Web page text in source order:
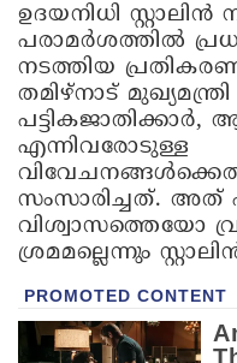
ഉദയനിധി
പരാമര്‍ശത്തില്‍
നടത്തിയ
തമിഴ്‌നാട്
എന്നിവരോടുള്ള
സംസാരിച്ചത്. അത്
വിശ്വാസത്തെയോ
ശ്രമമല്ലെന്നും